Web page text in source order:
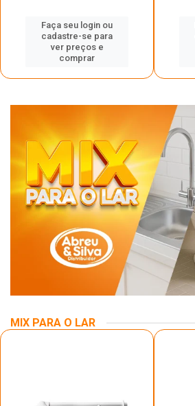
Faça seu login ou
cadastre-se para
ver preços e
comprar
MIX PARA O LAR